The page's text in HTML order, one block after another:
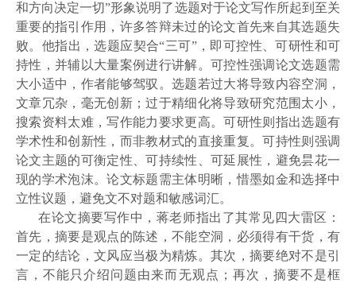
和方向决定一切”形象说明了选题对于论文写作所起到至关
重要的指引作用，许多答辩未过的论文首先来自其选题失
败。他指出，选题应契合“三可”，即可控性、可研性和可
持性，并辅以大量案例进行讲解。可控性强调论文选题需
大小适中，作者能够驾驭。选题若过大将导致内容空洞，
文章冗杂，毫无创新；过于精细化将导致研究范围太小，
搜索资料太难，写作能力要求更高。可研性则指出选题有
学术性和创新性，而非教材式的直接重复。可持性则强调
论文主题的可衡定性、可持续性、可延展性，避免昙花一
现的学术泡沫。论文标题需主体明晰，惜墨如金和选择中
立性议题，避免文不对题和敏感词汇。
在论文摘要写作中，蒋老师指出了其常见四大雷区：
首先，摘要是观点的陈述，不能空洞，必须得有干货，有
一定的结论，文风应当极为精炼。其次，摘要绝对不是引
言，不能只介绍问题由来而无观点；再次，摘要不是框